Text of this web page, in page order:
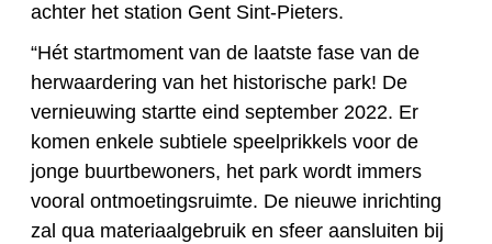
achter het station Gent Sint-Pieters.
“Hét startmoment van de laatste fase van de
herwaardering van het historische park! De
vernieuwing startte eind september 2022. Er
komen enkele subtiele speelprikkels voor de
jonge buurtbewoners, het park wordt immers
vooral ontmoetingsruimte. De nieuwe inrichting
zal qua materiaalgebruik en sfeer aansluiten bij